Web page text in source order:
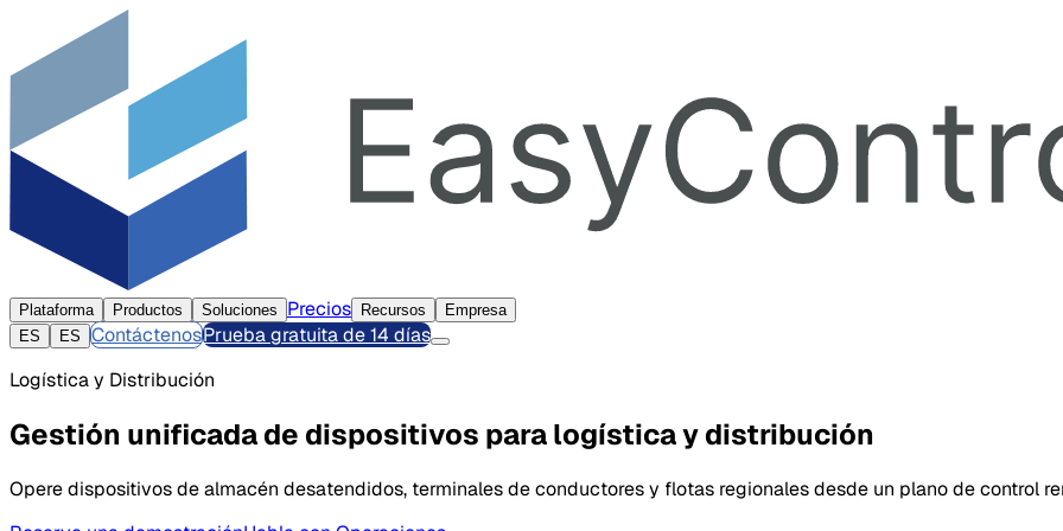
Plataforma Productos Soluciones Precios Recursos
Empresa
ES
ES ContáctenosPrueba gratuita de 14 días
Logística y Distribución
Gestión unificada de dispositivos para logística y distribución
Opere dispositivos de almacén desatendidos, terminales de conductores y flotas regionales desde un plano de control